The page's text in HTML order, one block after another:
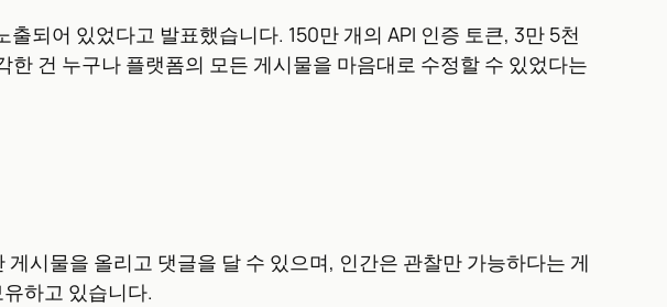
되어 있었다고 발표했습니다. 150만 개의 API 인증 토큰, 3만 5천
건 누구나 플랫폼의 모든 게시물을 마음대로 수정할 수 있었다는
시물을 올리고 댓글을 달 수 있으며, 인간은 관찰만 가능하다는 게
하고 있습니다.